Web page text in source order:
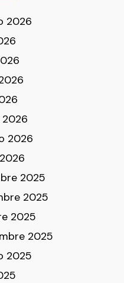
2026
2026
2025
2025
2025
2025
2025